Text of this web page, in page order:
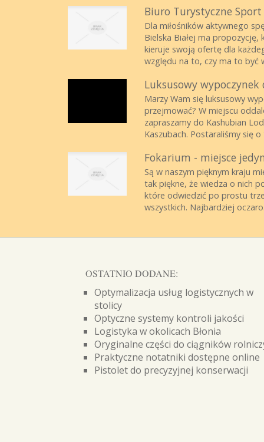
Biuro Turystyczne
Dla miłośników aktywnego
Bielska Białej ma
kieruje swoją ofertę dla
względu na to, czy ma to być
Luksusowy
Marzy Wam się luksusowy
przejmować? W miejscu
zapraszamy do Kashubian
Kaszubach. Postaraliśmy się
Fokarium - miejsce
Są w naszym pięknym kraju
tak piękne, że wiedza o nich
które odwiedzić po prostu
wszystkich. Najbardziej
OSTATNIO DODANE:
Optymalizacja usług logistycznych w
stolicy
Optyczne systemy kontroli jakości
Logistyka w okolicach Błonia
Oryginalne części do ciągników
Praktyczne notatniki dostępne online
Pistolet do precyzyjnej konserwacji